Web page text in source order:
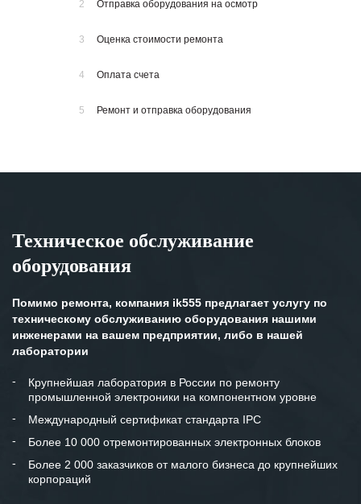
2 Отправка оборудования на осмотр
3 Оценка стоимости ремонта
4 Оплата счета
5 Ремонт и отправка оборудования
Техническое обслуживание
оборудования
Помимо ремонта, компания ik555 предлагает услугу по
техническому обслуживанию оборудования нашими
инженерами на вашем предприятии, либо в нашей
лаборатории
Крупнейшая лаборатория в России по ремонту
промышленной электроники на компонентном уровне
Международный сертификат стандарта IPC
Более 10 000 отремонтированных электронных блоков
Более 2 000 заказчиков от малого бизнеса до крупнейших
корпораций